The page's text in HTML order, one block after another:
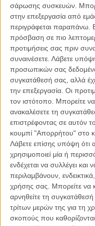
σάρωσης συσκευών.
στην επεξεργασία από
περιγράφεται παραπάνω.
πρόσβαση σε πιο
προτιμήσεις σας πριν
συναινέσετε. Λάβετε
προσωπικών σας
συγκατάθεσή σας, αλλά
την επεξεργασία. Οι
τον ιστότοπο. Μπορείτε
ανακαλέσετε τη
επιστρέφοντας σε αυτόν
κουμπί "Απορρήτου" στο
Λάβετε επίσης υπόψη ότι
χρησιμοποιεί μία ή
ενδέχεται να συλλέγει
περιλαμβάνουν,
χρήσης σας. Μπορείτε να
αρνηθείτε τη
τρίτων μερών της για τη
σκοπούς που
H ιστορία του «Goat»
θύμα ξυλοδαρμού μετά από
ξεπεράσει το «τραύμα» του
αμυνθεί, πείθεται από τον
πιο ισχυρές κολεγιακής
πρέπει να επιβιώσει -
εβδομάδα της κολάσεως,
της αδελφότητας: μια
περιλαμβάνουν τόνους
που ταιριάζει περισσότερο
Με την πρώτη ματιά, ο
ονόμαζε κάποιος ως
προσπάθειά του να γίνει
απεχθάνεται, θα οδηγήσει
εξωτερική σύγκρουση του
του, ο Μπρετ, αρχίζει για
γελοιότητα αλλά και την